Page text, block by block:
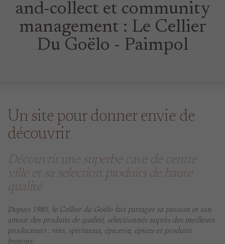
and-collect et community
management : Le Cellier
Du Goëlo - Paimpol
Un site pour donner envie de
découvrir
Découvrir une superbe cave de centre
ville et sa selection produits de haute
qualité
Depuis 1985, le Cellier du Goëlo fait partager sa passion et son
amour des produits de qualité, sélectionnés auprès des meilleurs
producteurs : vins, spiritueux, épicerie, épices et produits
bretons.